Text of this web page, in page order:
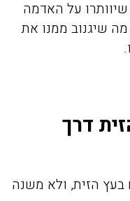
על האדמה
שיגנוב ממנו את
דרך
בעץ הזית, ולא משנה